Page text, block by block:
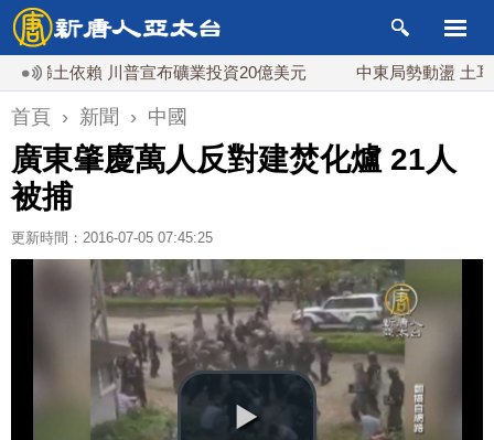
土依賴 川普宣布礦業投資20億美元 中東局勢動盪 土耳其
首頁 › 新聞 › 中國
廣東肇慶萬人反對建焚化爐 21人
被捕
更新時間：2016-07-05 07:45:25